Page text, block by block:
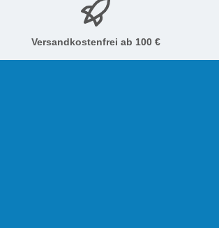
Versandkostenfrei ab 100 €